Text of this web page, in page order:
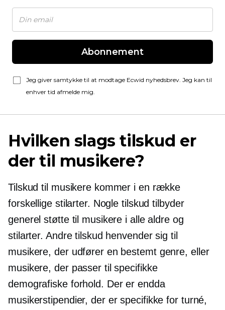
Abonnement
Jeg giver samtykke til at modtage Ecwid nyhedsbrev. Jeg kan til
enhver tid afmelde mig.
Hvilken slags tilskud er
der til musikere?
Tilskud til musikere kommer i en række
forskellige stilarter. Nogle tilskud tilbyder
generel støtte til musikere i alle aldre og
stilarter. Andre tilskud henvender sig til
musikere, der udfører en bestemt genre, eller
musikere, der passer til specifikke
demografiske forhold. Der er endda
musikerstipendier, der er specifikke for turné,